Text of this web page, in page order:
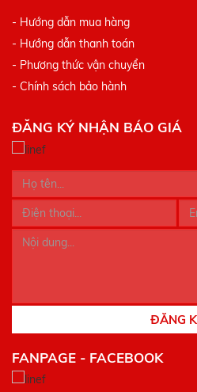
- Hướng dẫn mua hàng
- Hướng dẫn thanh toán
- Phương thức vận chuyển
- Chính sách bảo hành
ĐĂNG KÝ NHẬN BÁO GIÁ
ĐĂNG
FANPAGE - FACEBOOK